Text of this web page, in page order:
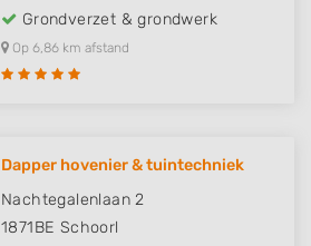
Grondverzet & grondwerk
Op 6,86 km afstand
Dapper hovenier & tuintechniek
Nachtegalenlaan 2
1871BE Schoorl